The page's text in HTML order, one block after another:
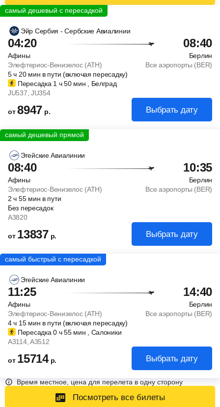
Эйр Сербия - Сербские Авиалинии
04:20 08:40
Афины
Берлин
Элефтериос-Венизелос (ATH)
Все аэропорты (BER)
5ч 20 мин в пути (включая пересадку)
Пересадка 1 ч50 мин , Белград
JU537 , JU354
от8947 р. Выбрать дату
Эгейские Авиалинии
08:40 10:35
Афины
Берлин
Элефтериос-Венизелос (ATH)
Все аэропорты (BER)
2ч 55 мин в пути
Без пересадок
A3820
от 13837 р. Выбрать дату
Эгейские Авиалинии
11:25 14:40
Афины
Берлин
Элефтериос-Венизелос (ATH)
Все аэропорты (BER)
4ч 15 мин в пути (включая пересадку)
Пересадка 0 ч55 мин , Салоники
A3114, A3512
от 15714 р. Выбрать дату
Время местное, цена для перелета в одну сторону
Посмотреть все билеты